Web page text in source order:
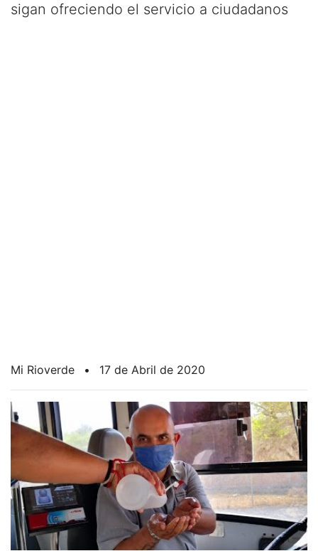
sigan ofreciendo el servicio a ciudadanos
Mi Rioverde • 17 de Abril de 2020